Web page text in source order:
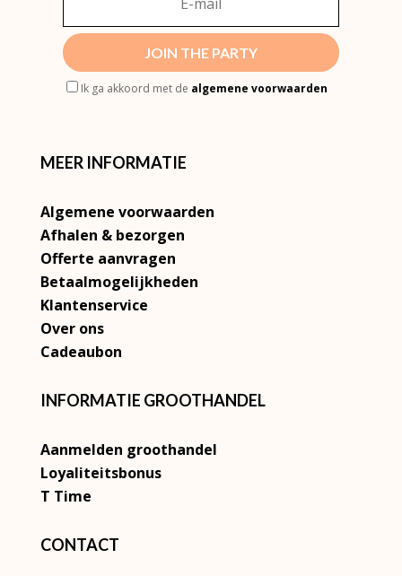
JOIN THE PARTY
Ik ga akkoord met de algemene voorwaarden
MEER INFORMATIE
Algemene voorwaarden
Afhalen & bezorgen
Offerte aanvragen
Betaalmogelijkheden
Klantenservice
Over ons
Cadeaubon
INFORMATIE GROOTHANDEL
Aanmelden groothandel
Loyaliteitsbonus
T Time
CONTACT